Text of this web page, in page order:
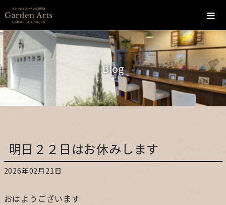
ホーム
会社概要
こだわり
施工実績
Blog
明日２２日はお休みします
2026年02月21日
おはようございます